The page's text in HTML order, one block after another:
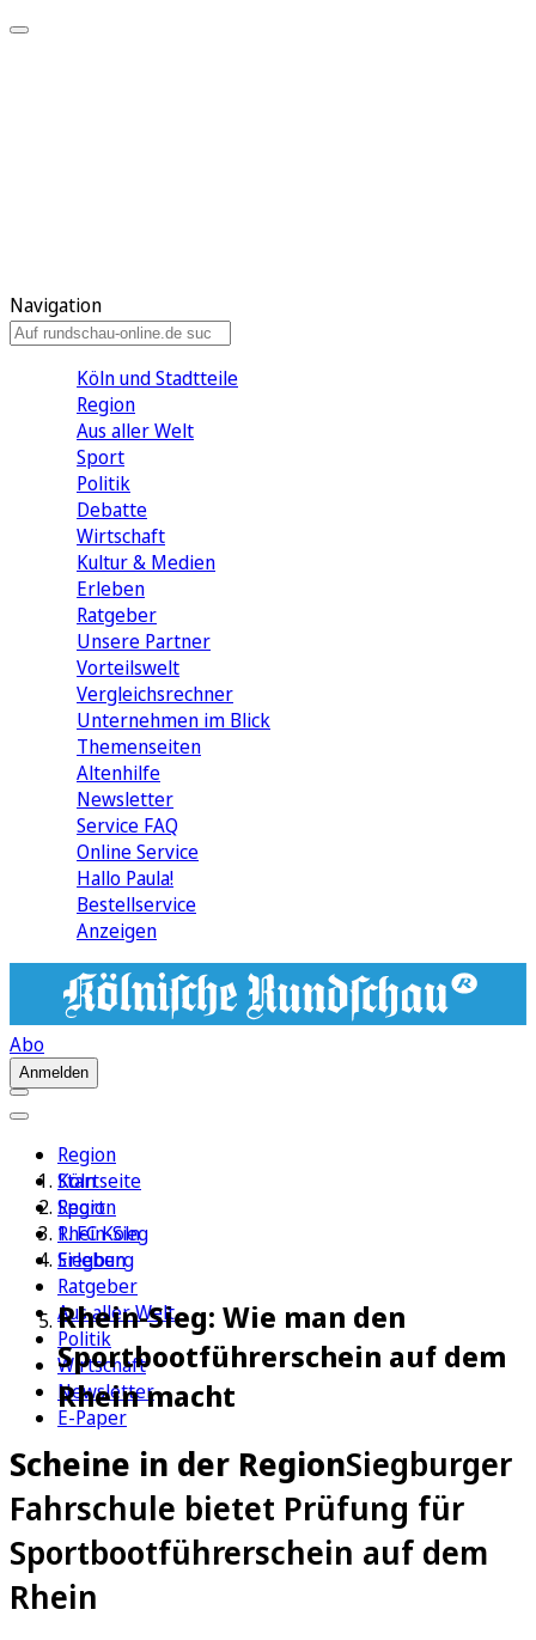
Navigation
Köln und Stadtteile
Region
Aus aller Welt
Sport
Politik
Debatte
Wirtschaft
Kultur & Medien
Erleben
Ratgeber
Unsere Partner
Vorteilswelt
Vergleichsrechner
Unternehmen im Blick
Themenseiten
Altenhilfe
Newsletter
Service FAQ
Online Service
Hallo Paula!
Bestellservice
Anzeigen
Abo
Anmelden
Region
Köln
Sport
1. FC Köln
Erleben
Ratgeber
Aus aller Welt
Politik
Wirtschaft
Newsletter
E-Paper
Startseite
Region
Rhein-Sieg
Siegburg
Rhein-Sieg: Wie man den
Sportbootführerschein auf dem
Rhein macht
Scheine in der RegionSiegburger
Fahrschule bietet Prüfung für
Sportbootführerschein auf dem
Rhein